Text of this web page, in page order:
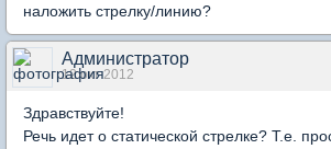
наложить стрелку/линию?
Администратор
12 окт 2012
Здравствуйте!
Речь идет о статической стрелке? Т.е.